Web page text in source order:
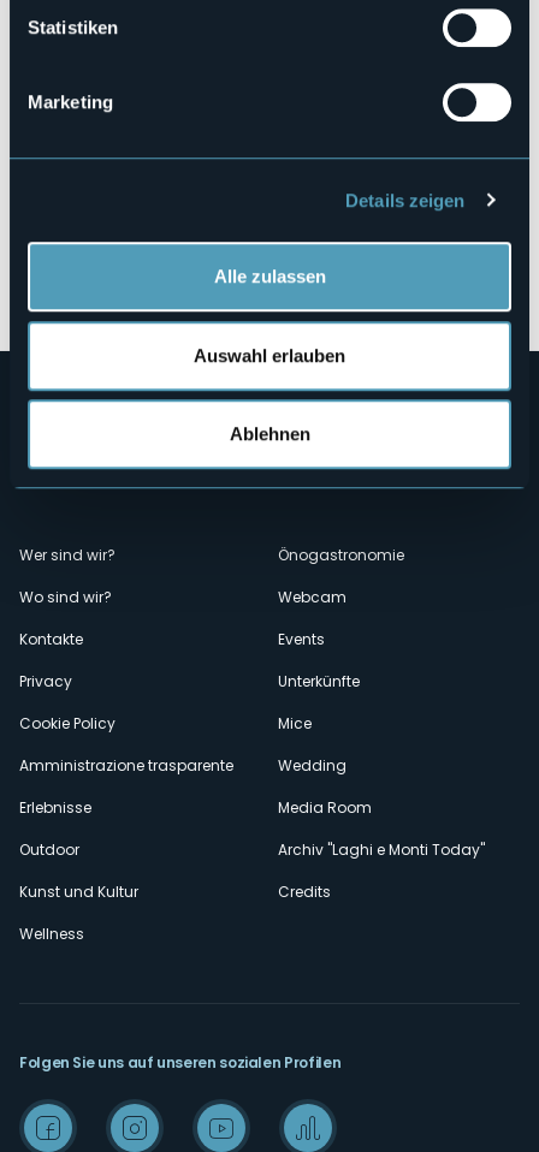
Statistiken
Marketing
Details zeigen
Alle zulassen
Auswahl erlauben
Ablehnen
28875 - CEPPO MORELLI (VB)
Öffnen Sie die Karte
Menù
secondario
Wer sind wir?
Wo sind wir?
Kontakte
Privacy
Cookie Policy
Amministrazione trasparente
Erlebnisse
Outdoor
Kunst und Kultur
Wellness
Önogastronomie
Webcam
Events
Unterkünfte
Mice
Wedding
Media Room
Archiv "Laghi e Monti Today"
Credits
Folgen Sie uns auf unseren sozialen Profilen